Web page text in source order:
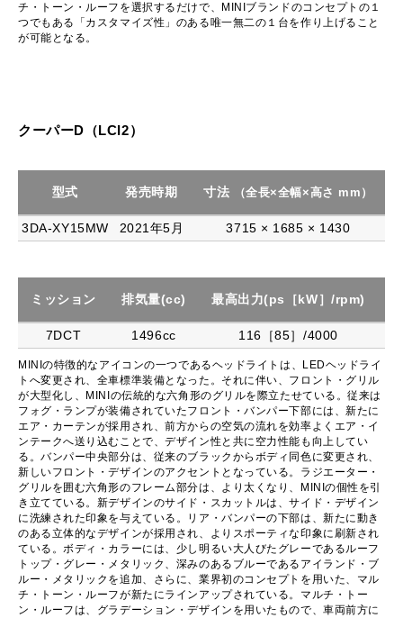
チ・トーン・ルーフを選択するだけで、MINIブランドのコンセプトの１
つでもある「カスタマイズ性」のある唯一無二の１台を作り上げること
が可能となる。
クーパーD（LCI2）
型式 発売時期 寸法 （全長×全幅×高さ mm）
3DA-XY15MW 2021年5月 3715 × 1685 × 1430
ミッション 排気量(cc) 最高出力(ps［kW］/rpm)
7DCT 1496cc 116［85］/4000
MINIの特徴的なアイコンの一つであるヘッドライトは、LEDヘッドライ
トへ変更され、全車標準装備となった。それに伴い、フロント・グリル
が大型化し、MINIの伝統的な六角形のグリルを際立たせている。従来は
フォグ・ランプが装備されていたフロント・バンパー下部には、新たに
エア・カーテンが採用され、前方からの空気の流れを効率よくエア・イ
ンテークへ送り込むことで、デザイン性と共に空力性能も向上してい
る。バンパー中央部分は、従来のブラックからボディ同色に変更され、
新しいフロント・デザインのアクセントとなっている。ラジエーター・
グリルを囲む六角形のフレーム部分は、より太くなり、MINIの個性を引
き立てている。新デザインのサイド・スカットルは、サイド・デザイン
に洗練された印象を与えている。リア・バンパーの下部は、新たに動き
のある立体的なデザインが採用され、よりスポーティな印象に刷新され
ている。ボディ・カラーには、少し明るい大人びたグレーであるルーフ
トップ・グレー・メタリック、深みのあるブルーであるアイランド・ブ
ルー・メタリックを追加、さらに、業界初のコンセプトを用いた、マル
チ・トーン・ルーフが新たにラインアップされている。マルチ・トー
ン・ルーフは、グラデーション・デザインを用いたもので、車両前方に